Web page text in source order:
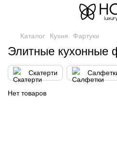
Каталог Кухня Фартуки
Элитные кухонные
Скатерти
Нет товаров